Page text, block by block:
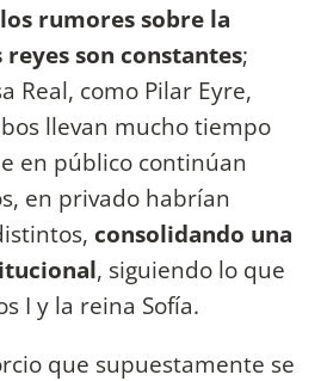
los rumores sobre la
son constantes;
Real, como Pilar Eyre,
llevan mucho tiempo
en público continúan
en privado habrían
consolidando una
, siguiendo lo que
I y la reina Sofía.
que supuestamente se